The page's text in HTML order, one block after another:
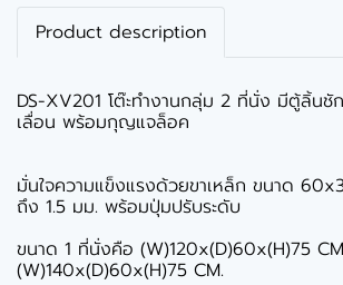
Product description
DS-XV201 โต๊ะทำงานกลุ่ม 2 ที่นั่ง มีตู้ลิ้น
เลื่อน พร้อมกุญแจล็อค
มั่นใจความแข็งแรงด้วยขาเหล็ก ขนาด
ถึง 1.5 มม. พร้อมปุ่มปรับระดับ
ขนาด 1 ที่นั่งคือ (W)120x(D)60x(H)75
(W)140x(D)60x(H)75 CM.